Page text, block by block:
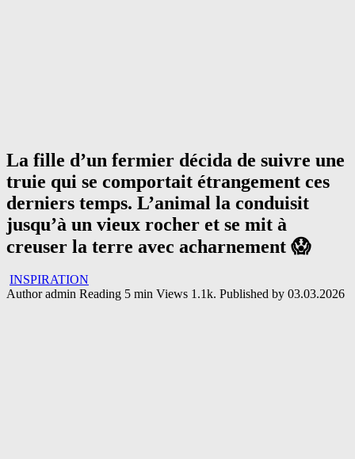
La fille d’un fermier décida de suivre une
truie qui se comportait étrangement ces
derniers temps. L’animal la conduisit
jusqu’à un vieux rocher et se mit à
creuser la terre avec acharnement 😱
INSPIRATION
Author admin Reading 5 min Views 1.1k. Published by 03.03.2026